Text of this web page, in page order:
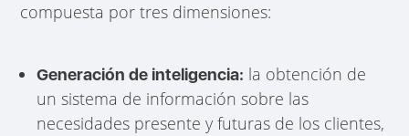
compuesta por tres dimensiones:
Generación de inteligencia: la obtención de
un sistema de información sobre las
necesidades presente y futuras de los clientes,